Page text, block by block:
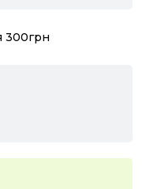
300грн